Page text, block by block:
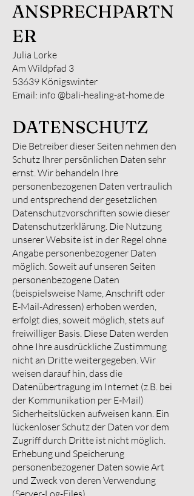
ANSPRECHPARTN
ER
Julia Lorke
Am Wildpfad 3
53639 Königswinter
Email: info @bali-healing-at-home.de
DATENSCHUTZ
Die Betreiber dieser Seiten nehmen den
Schutz Ihrer persönlichen Daten sehr
ernst. Wir behandeln Ihre
personenbezogenen Daten vertraulich
und entsprechend der gesetzlichen
Datenschutzvorschriften sowie dieser
Datenschutzerklärung. Die Nutzung
unserer Website ist in der Regel ohne
Angabe personenbezogener Daten
möglich. Soweit auf unseren Seiten
personenbezogene Daten
(beispielsweise Name, Anschrift oder
E‑Mail-Adressen) erhoben werden,
erfolgt dies, soweit möglich, stets auf
freiwilliger Basis. Diese Daten werden
ohne Ihre ausdrückliche Zustimmung
nicht an Dritte weitergegeben. Wir
weisen darauf hin, dass die
Datenübertragung im Internet (z.B. bei
der Kommunikation per E‑Mail)
Sicherheitslücken aufweisen kann. Ein
lückenloser Schutz der Daten vor dem
Zugriff durch Dritte ist nicht möglich.
Erhebung und Speicherung
personenbezogener Daten sowie Art
und Zweck von deren Verwendung